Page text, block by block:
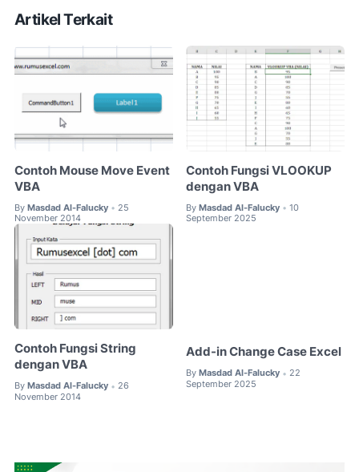
Artikel Terkait
Contoh Mouse Move Event
VBA
By Masdad Al-Falucky • 25
November 2014
Contoh Fungsi VLOOKUP
dengan VBA
By Masdad Al-Falucky • 10
September 2025
Contoh Fungsi String
dengan VBA
By Masdad Al-Falucky • 26
November 2014
Add-in Change Case Excel
By Masdad Al-Falucky • 22
September 2025